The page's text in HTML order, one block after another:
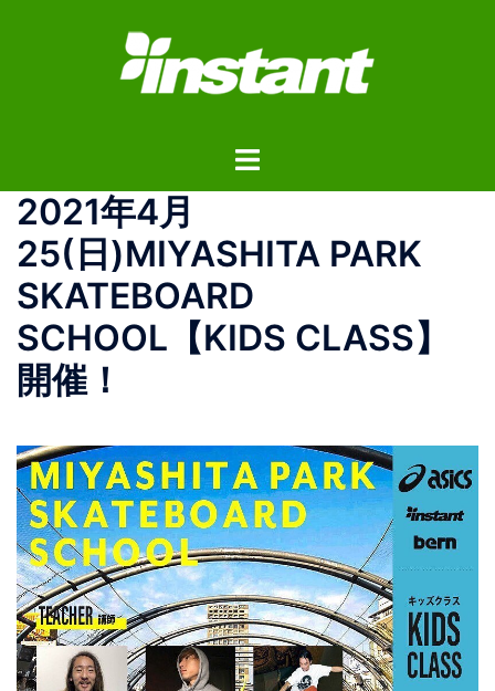
ス
ト
メ
ニ
ュ
ー
2021年4月
25(日)MIYASHITA PARK
SKATEBOARD
SCHOOL【KIDS CLASS】
開催！